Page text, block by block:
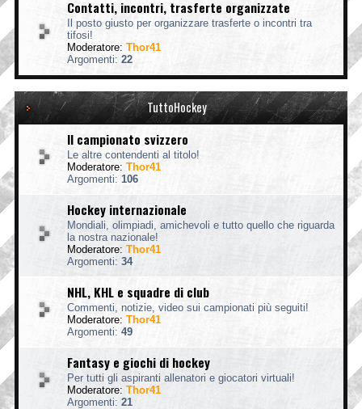
Contatti, incontri, trasferte organizzate
Il posto giusto per organizzare trasferte o incontri tra
tifosi!
Moderatore: Thor41
Argomenti: 22
TuttoHockey
Il campionato svizzero
Le altre contendenti al titolo!
Moderatore: Thor41
Argomenti: 106
Hockey internazionale
Mondiali, olimpiadi, amichevoli e tutto quello che riguarda
la nostra nazionale!
Moderatore: Thor41
Argomenti: 34
NHL, KHL e squadre di club
Commenti, notizie, video sui campionati più seguiti!
Moderatore: Thor41
Argomenti: 49
Fantasy e giochi di hockey
Per tutti gli aspiranti allenatori e giocatori virtuali!
Moderatore: Thor41
Argomenti: 21